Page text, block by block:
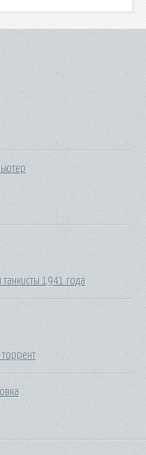
1941 года
торрент